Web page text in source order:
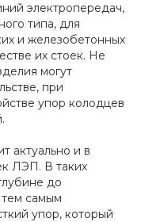
электропередач,
типа, для
и железобетонных
их стоек. Не
могут
при
упор колодцев
актуально и в
ЛЭП. В таких
до
тем самым
упор, который